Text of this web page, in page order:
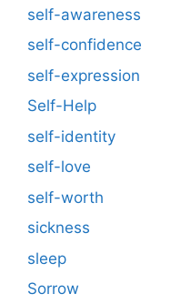
self-awareness
self-confidence
self-expression
Self-Help
self-identity
self-love
self-worth
sickness
sleep
Sorrow